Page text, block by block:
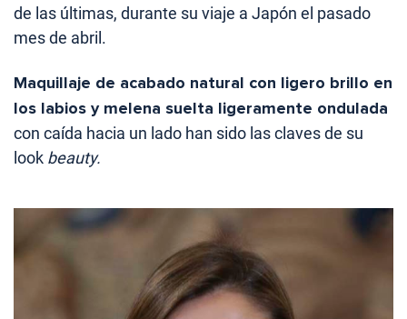
de las últimas, durante su viaje a Japón el pasado
mes de abril.
Maquillaje de acabado natural con ligero brillo en
los labios y melena suelta ligeramente ondulada
con caída hacia un lado han sido las claves de su
look beauty.